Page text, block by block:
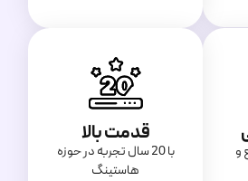
و
قدمت بالا
با 20 سال تجربه در حوزه
هاستینگ